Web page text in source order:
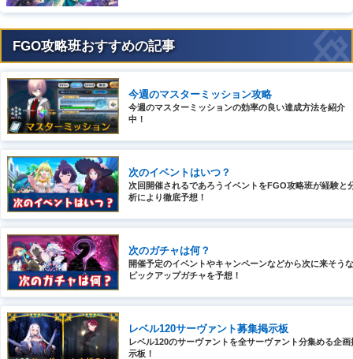
FGO攻略班おすすめの記事
今週のマスターミッション攻略
今週のマスターミッションの効率の良い達成方法を紹介
中！
次のイベントはいつ？
次回開催されるであろうイベントをFGO攻略班が経験と
析により徹底予想！
次のガチャは何？
開催予定のイベントやキャンペーンなどから次に来そうな
ピックアップガチャを予想！
レベル120サーヴァント募集掲示板
レベル120のサーヴァントを全サーヴァント分集める企画
示板！